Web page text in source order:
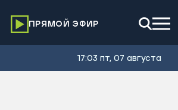
ПРЯМОЙ ЭФИР
17:03 пт, 07 августа